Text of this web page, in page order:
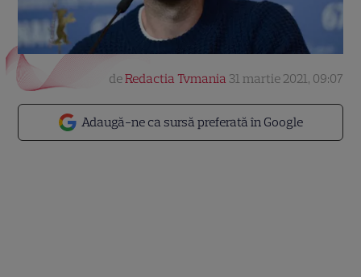
Adaugă-ne ca sursă preferată în Google
deRedactia Tvmania 31 martie 2021, 09:07